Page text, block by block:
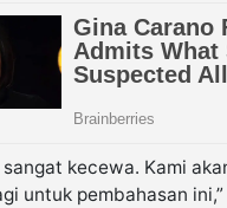
sangat kecewa. Kami
untuk pembahasan